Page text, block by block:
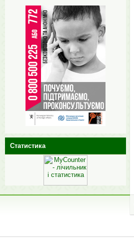
Статистика